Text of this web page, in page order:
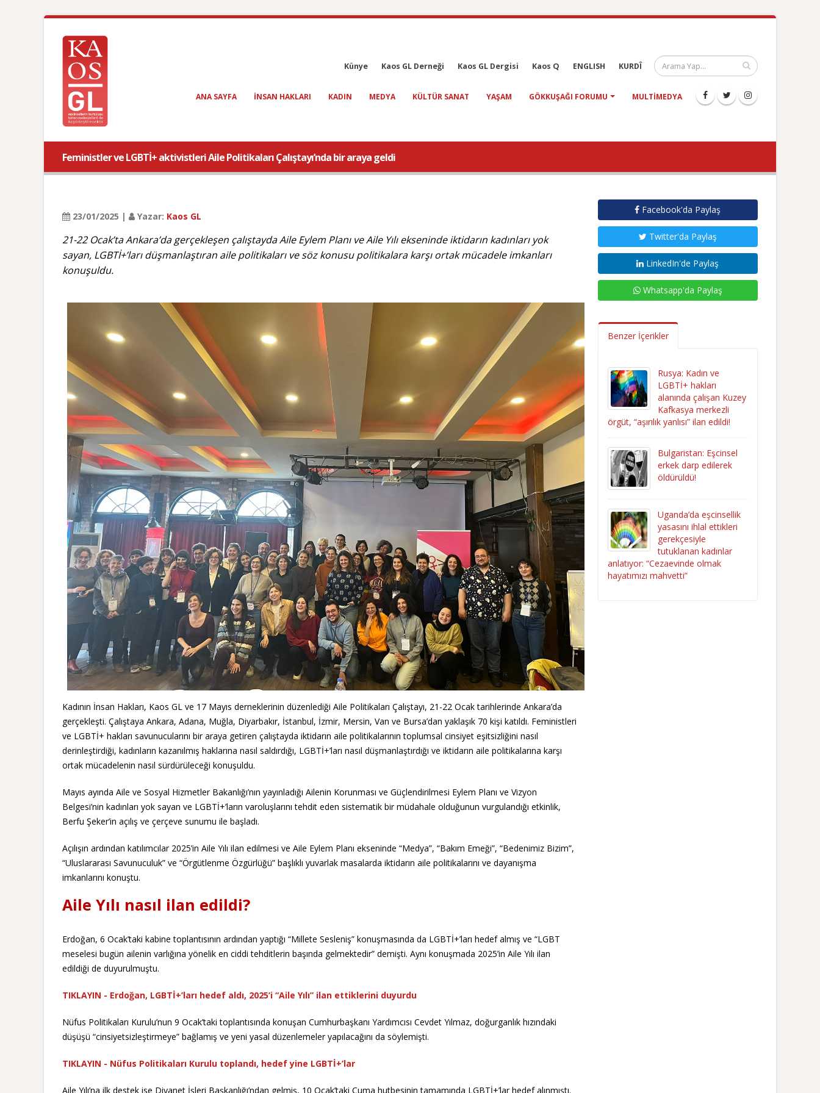
Künye Kaos GL Derneği Kaos GL Dergisi Kaos Q ENGLISH KURDÎ
ANA SAYFA INSAN HAKLARI KADIN MEDYA KÜLTÜR SANAT YAŞAM GÖKKUŞAĞI FORUMU MULTIMEDYA
Feministler ve LGBTİ+ aktivistleri Aile Politikaları Çalıştayı’nda bir araya geldi
23/01/2025 | Yazar: Kaos GL
21-22 Ocak’ta Ankara’da gerçekleşen çalıştayda Aile Eylem Planı ve Aile Yılı ekseninde iktidarın kadınları yok
sayan, LGBTİ+’ları düşmanlaştıran aile politikaları ve söz konusu politikalara karşı ortak mücadele imkanları
konuşuldu.
Kadının İnsan Hakları, Kaos GL ve 17 Mayıs derneklerinin düzenlediği Aile Politikaları Çalıştayı, 21-22 Ocak tarihlerinde Ankara’da
gerçekleşti. Çalıştaya Ankara, Adana, Muğla, Diyarbakır, İstanbul, İzmir, Mersin, Van ve Bursa’dan yaklaşık 70 kişi katıldı. Feministleri
ve LGBTİ+ hakları savunucularını bir araya getiren çalıştayda iktidarın aile politikalarının toplumsal cinsiyet eşitsizliğini nasıl
derinleştirdiği, kadınların kazanılmış haklarına nasıl saldırdığı, LGBTİ+’ları nasıl düşmanlaştırdığı ve iktidarın aile politikalarına karşı
ortak mücadelenin nasıl sürdürüleceği konuşuldu.
Mayıs ayında Aile ve Sosyal Hizmetler Bakanlığı’nın yayınladığı Ailenin Korunması ve Güçlendirilmesi Eylem Planı ve Vizyon
Belgesi’nin kadınları yok sayan ve LGBTİ+’ların varoluşlarını tehdit eden sistematik bir müdahale olduğunun vurgulandığı etkinlik,
Berfu Şeker’in açılış ve çerçeve sunumu ile başladı.
Açılışın ardından katılımcılar 2025’in Aile Yılı ilan edilmesi ve Aile Eylem Planı ekseninde “Medya”, “Bakım Emeği”, “Bedenimiz Bizim”,
“Uluslararası Savunuculuk” ve “Örgütlenme Özgürlüğü” başlıklı yuvarlak masalarda iktidarın aile politikalarını ve dayanışma
imkanlarını konuştu.
Aile Yılı nasıl ilan edildi?
Erdoğan, 6 Ocak’taki kabine toplantısının ardından yaptığı “Millete Sesleniş” konuşmasında da LGBTİ+’ları hedef almış ve “LGBT
meselesi bugün ailenin varlığına yönelik en ciddi tehditlerin başında gelmektedir” demişti. Aynı konuşmada 2025’in Aile Yılı ilan
edildiği de duyurulmuştu.
TIKLAYIN - Erdoğan, LGBTİ+’ları hedef aldı, 2025’i “Aile Yılı” ilan ettiklerini duyurdu
Nüfus Politikaları Kurulu’nun 9 Ocak’taki toplantısında konuşan Cumhurbaşkanı Yardımcısı Cevdet Yılmaz, doğurganlık hızındaki
düşüşü “cinsiyetsizleştirmeye” bağlamış ve yeni yasal düzenlemeler yapılacağını da söylemişti.
TIKLAYIN - Nüfus Politikaları Kurulu toplandı, hedef yine LGBTİ+’lar
Aile Yılı’na ilk destek ise Diyanet İşleri Başkanlığı’ndan gelmiş, 10 Ocak’taki Cuma hutbesinin tamamında LGBTİ+’lar hedef alınmıştı.
Facebook'da Paylaş
Twitter'da Paylaş
LinkedIn'de Paylaş
Whatsapp'da Paylaş
Benzer İçerikler
Rusya: Kadın ve
LGBTİ+ hakları
alanında çalışan Kuzey
Kafkasya merkezli
örgüt, “aşırılık yanlısı” ilan edildi!
Bulgaristan: Eşcinsel
erkek darp edilerek
öldürüldü!
Uganda’da eşcinsellik
yasasını ihlal ettikleri
gerekçesiyle
tutuklanan kadınlar
anlatıyor: “Cezaevinde olmak
hayatımızı mahvetti”